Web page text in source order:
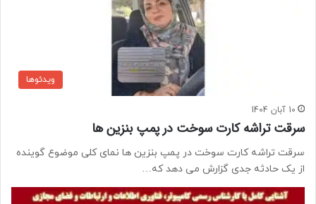
ویدئوها
10 آبان 1404
سرقت تراشه کارت سوخت در پمپ بنزین ها
سرقت تراشه کارت سوخت در پمپ بنزین ها نمای کلی موضوع گوینده
از یک حادثه جدی گزارش می دهد که…